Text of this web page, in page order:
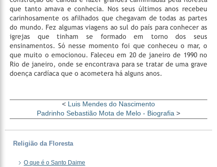
que tanto amava e conhecia. Nos seus últimos anos recebeu
carinhosamente os afilhados que chegavam de todas as partes
do mundo. Fez algumas viagens ao sul do país para conhecer as
igrejas que tinham se formado em torno dos seus
ensinamentos. Só nesse momento foi que conheceu o mar, o
que muito o emocionou. Faleceu em 20 de janeiro de 1990 no
Rio de janeiro, onde se encontrava para se tratar de uma grave
doença cardíaca que o acometera há alguns anos.
< Luis Mendes do Nascimento
Padrinho Sebastião Mota de Melo - Biografia >
Religião da Floresta
O que é o Santo Daime